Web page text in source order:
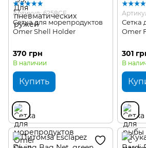
Артикул: 6258CF
Сетка для морепродуктов
Omer Shell Holder
370 грн
В наличии
Купить
Сетка
Omer
301
В